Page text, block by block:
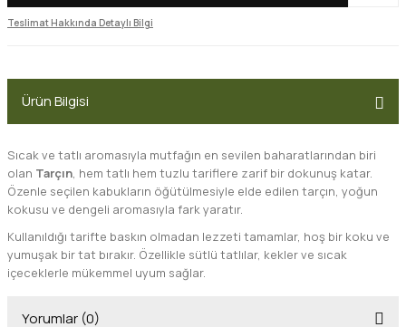
Teslimat Hakkında Detaylı Bilgi
Ürün Bilgisi
Sıcak ve tatlı aromasıyla mutfağın en sevilen baharatlarından biri
olan Tarçın, hem tatlı hem tuzlu tariflere zarif bir dokunuş katar.
Özenle seçilen kabukların öğütülmesiyle elde edilen tarçın, yoğun
kokusu ve dengeli aromasıyla fark yaratır.
Kullanıldığı tarifte baskın olmadan lezzeti tamamlar, hoş bir koku ve
yumuşak bir tat bırakır. Özellikle sütlü tatlılar, kekler ve sıcak
içeceklerle mükemmel uyum sağlar.
Yorumlar (0)